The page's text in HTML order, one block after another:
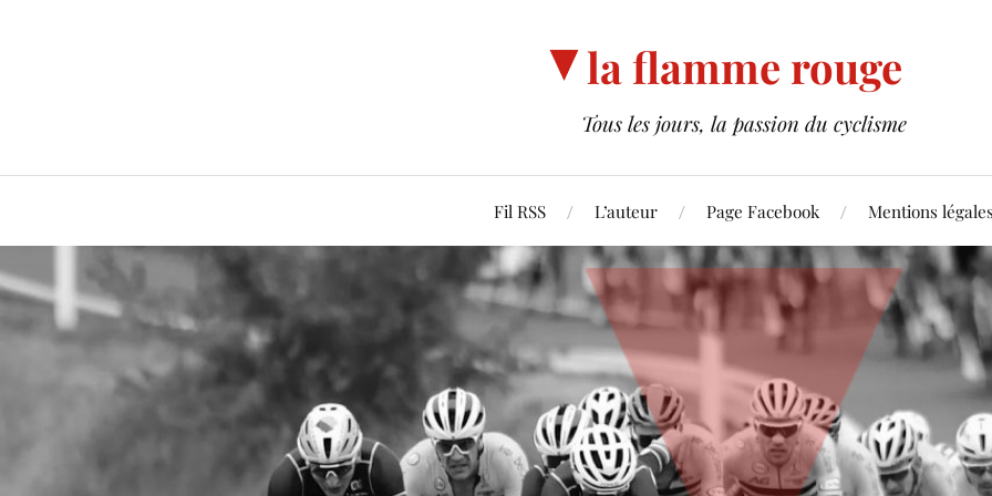
la flamme rouge
Tous les jours, la passion du cyclisme
Fil RSS L’auteur Page Facebook Mentions